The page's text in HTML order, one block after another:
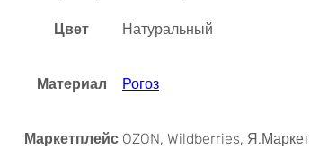
40*30
Varman.pro
Цвет Натуральный
Материал Рогоз
Маркетплейс OZON, Wildberries, Я.Маркет